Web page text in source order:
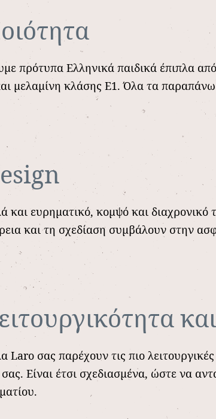
πρότυπα Ελληνικά παιδικά έπιπλα
μελαμίνη κλάσης Ε1. Όλα τα παραπάνω
και ευρηματικό, κομψό και
και τη σχεδίαση συμβάλουν στην
Laro σας παρέχουν τις πιο
Είναι έτσι σχεδιασμένα, ώστε να